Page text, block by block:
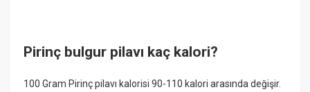
Pirinç bulgur pilavı kaç kalori?
100 Gram Pirinç pilavı kalorisi 90-110 kalori arasında değişir.